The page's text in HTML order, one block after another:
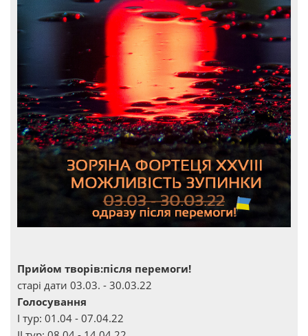
Прийом творів:після перемоги!
старі дати 03.03. - 30.03.22
Голосування
І тур: 01.04 - 07.04.22